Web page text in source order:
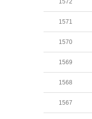
1572
1571
1570
1569
1568
1567